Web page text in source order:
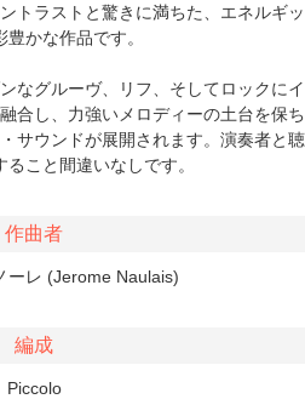
トラストと驚きに満ちた、エネルギッ
豊かな作品です。
なグルーヴ、リフ、そしてロックにイ
合し、力強いメロディーの土台を保ち
サウンドが展開されます。演奏者と聴
こと間違いなしです。
作曲者
ーレ (Jerome Naulais)
編成
Piccolo